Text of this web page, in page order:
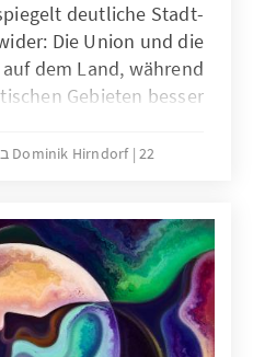
deutliche Stadt-
Die Union und die
dem Land, während
Gebieten besser
zeigt anhand von
den Parteisympathien
in den politischen
eine Erklärung für den
der Parteien
Land bieten könnten.
Dominik Hirndorf 22 באפריל 2024